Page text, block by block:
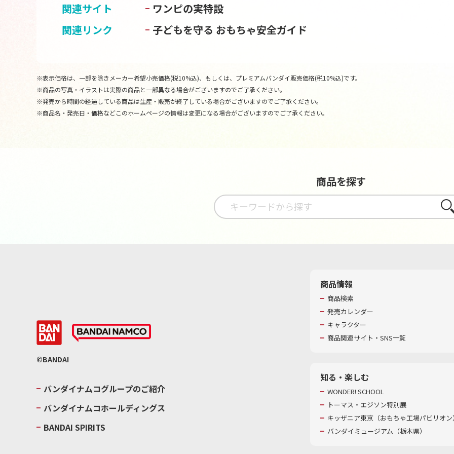
関連サイト
ワンピの実特設
関連リンク
子どもを守る おもちゃ安全ガイド
※表示価格は、一部を除きメーカー希望小売価格(税10%込)、もしくは、プレミアムバンダイ販売価格(税10%込)です。
※商品の写真・イラストは実際の商品と一部異なる場合がございますのでご了承ください。
※発売から時間の経過している商品は生産・販売が終了している場合がございますのでご了承ください。
※商品名・発売日・価格などこのホームページの情報は変更になる場合がございますのでご了承ください。
商品を探す
さが
©BANDAI
バンダイナムコグループのご紹介
バンダイナムコホールディングス
BANDAI SPIRITS
商品情報
商品検索
発売カレンダー
キャラクター
商品関連サイト・SNS一覧
知る・楽しむ
WONDER! SCHOOL
トーマス・エジソン特別展
キッザニア東京（おもちゃ工場パビリオ
バンダイミュージアム（栃木県）